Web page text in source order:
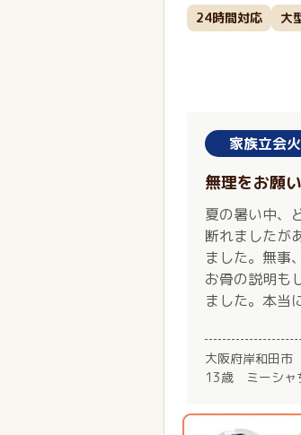
24時間対応 大
家族立会
無理をお願
夏の暑い中、
断れましたが
ました。無事
お骨の説明も
ました。本当
大阪府岸和田
13歳 ミーシャ